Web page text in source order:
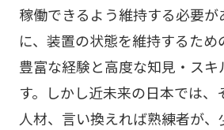
稼働できるよう維持する必要が
に、装置の状態を維持するため
豊富な経験と高度な知見・スキ
す。しかし近未来の日本では、
人材、言い換えれば熟練者が、